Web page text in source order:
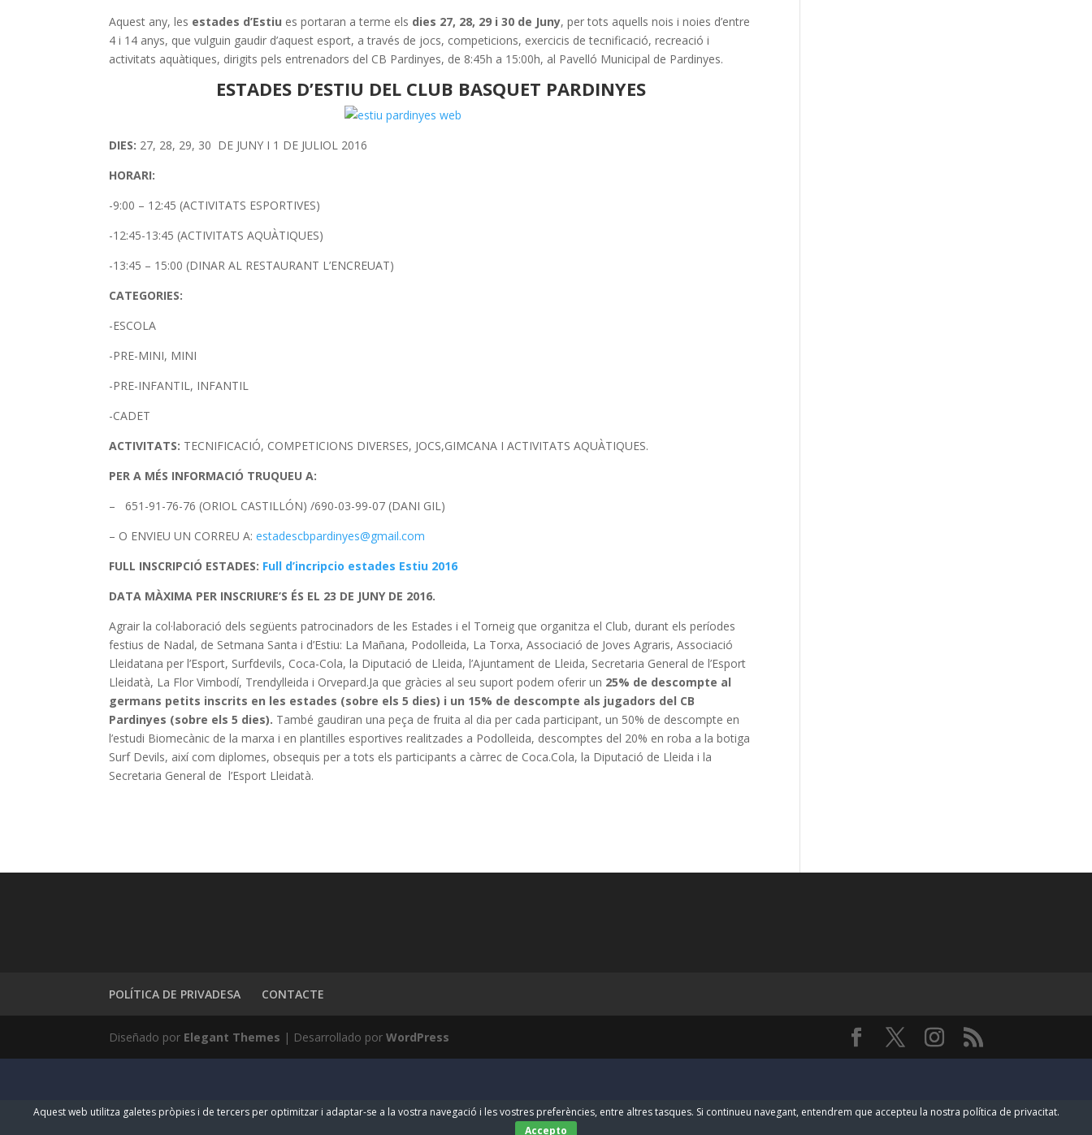
Aquest any, les estades d’Estiu es portaran a terme els dies 27, 28, 29 i 30 de Juny, per tots aquells nois i noies d’entre
4 i 14 anys, que vulguin gaudir d’aquest esport, a través de jocs, competicions, exercicis de tecnificació, recreació i
activitats aquàtiques, dirigits pels entrenadors del CB Pardinyes, de 8:45h a 15:00h, al Pavelló Municipal de Pardinyes.
ESTADESD’ESTIU DEL CLUB BASQUET PARDINYES
DIES: 27, 28, 29, 30 DE JUNY I 1 DE JULIOL 2016
HORARI:
-9:00 – 12:45 (ACTIVITATS ESPORTIVES)
-12:45-13:45 (ACTIVITATS AQUÀTIQUES)
-13:45 – 15:00 (DINAR AL RESTAURANT L’ENCREUAT)
CATEGORIES:
-ESCOLA
-PRE-MINI, MINI
-PRE-INFANTIL, INFANTIL
-CADET
ACTIVITATS: TECNIFICACIÓ, COMPETICIONS DIVERSES, JOCS,GIMCANA I ACTIVITATS AQUÀTIQUES.
PER A MÉS INFORMACIÓ TRUQUEU A:
– 651-91-76-76 (ORIOL CASTILLÓN) /690-03-99-07 (DANI GIL)
– O ENVIEU UN CORREU A:estadescbpardinyes@gmail.com
FULL INSCRIPCIÓ ESTADES: Full d’incripcio estades Estiu 2016
DATA MÀXIMA PER INSCRIURE’S ÉS EL 23 DE JUNY DE 2016.
Agrair la col·laboració dels següents patrocinadors de les Estades i el Torneig que organitza el Club, durant els períodes
festius de Nadal, de Setmana Santa i d’Estiu: La Mañana, Podolleida, La Torxa, Associació de Joves Agraris, Associació
Lleidatana per l’Esport, Surfdevils, Coca-Cola, la Diputació de Lleida, l’Ajuntament de Lleida, Secretaria General de l’Esport
Lleidatà, La Flor Vimbodí, Trendylleida i Orvepard.Ja que gràcies al seu suport podem oferir un 25% de descompte al
germans petits inscrits en les estades (sobre els 5 dies) i un 15% de descompte als jugadors del CB
Pardinyes (sobre els 5 dies). També gaudiran una peça de fruita al dia per cada participant, un 50% de descompte en
l’estudi Biomecànic de la marxa i en plantilles esportives realitzades a Podolleida, descomptes del 20% en roba a la botiga
Surf Devils, així com diplomes, obsequis per a tots els participants a càrrec de Coca.Cola, la Diputació de Lleida i la
Secretaria General de l’Esport Lleidatà.
POLÍTICA DE PRIVADESA CONTACTE
Diseñado por Elegant Themes | Desarrollado porWordPress
Aquest web utilitza galetes pròpies i de tercers per optimitzar i adaptar-se a la vostra navegació i les vostres preferències, entre altres tasques. Si continueu navegant, entendrem que accepteu la nostra política de privacitat.
Accepto